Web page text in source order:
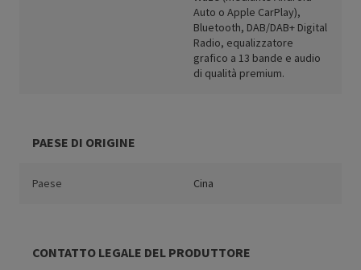
Auto o Apple CarPlay),
Bluetooth, DAB/DAB+ Digital
Radio, equalizzatore
grafico a 13 bande e audio
di qualità premium.
PAESE DI ORIGINE
Paese Cina
CONTATTO LEGALE DEL PRODUTTORE